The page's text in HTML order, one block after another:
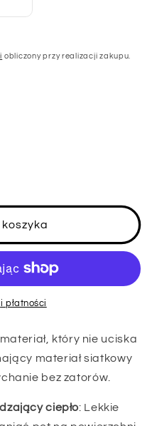
obliczony przy realizacji zakupu.
płatności
który nie uciska
materiał siatkowy
bez zatorów.
ciepło: Lekkie